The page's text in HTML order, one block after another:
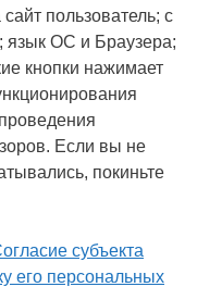
пользователь; с
язык ОС и Браузера;
кнопки нажимает
Если вы не
покиньте
субъекта
его персональных